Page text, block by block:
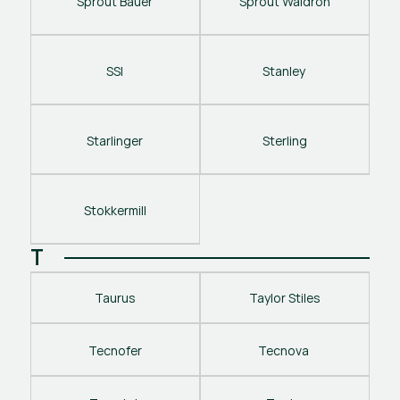
SSI Stanley
Starlinger Sterling
Stokkermill
T
Taurus Taylor Stiles
Tecnofer Tecnova